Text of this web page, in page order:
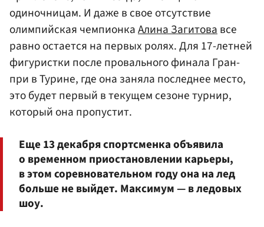
одиночницам. И даже в свое отсутствие
олимпийская чемпионкаАлина Загитовавсе
равно остается на первых ролях. Для 17-летней
фигуристки после провального финала Гран-
при в Турине, где она заняла последнее место,
это будет первый в текущем сезоне турнир,
который она пропустит.
Еще 13 декабря спортсменка объявила
о временном приостановлении карьеры,
в этом соревновательном году она на лед
больше не выйдет. Максимум — в ледовых
шоу.